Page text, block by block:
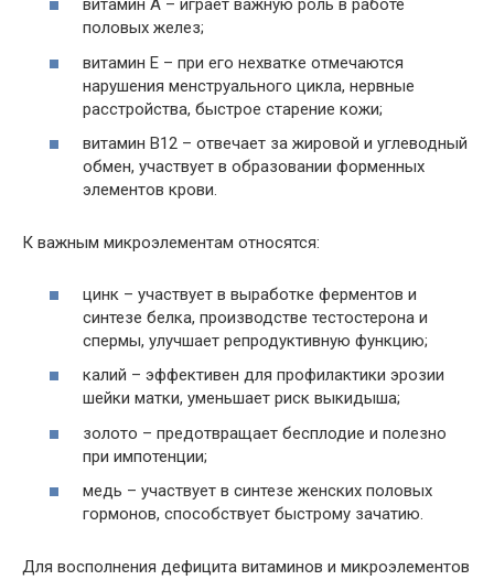
витамин A – играет важную роль в работе
половых желез;
витамин E – при его нехватке отмечаются
нарушения менструального цикла, нервные
расстройства, быстрое старение кожи;
витамин B12 – отвечает за жировой и углеводный
обмен, участвует в образовании форменных
элементов крови.
К важным микроэлементам относятся:
цинк – участвует в выработке ферментов и
синтезе белка, производстве тестостерона и
спермы, улучшает репродуктивную функцию;
калий – эффективен для профилактики эрозии
шейки матки, уменьшает риск выкидыша;
золото – предотвращает бесплодие и полезно
при импотенции;
медь – участвует в синтезе женских половых
гормонов, способствует быстрому зачатию.
Для восполнения дефицита витаминов и микроэлементов